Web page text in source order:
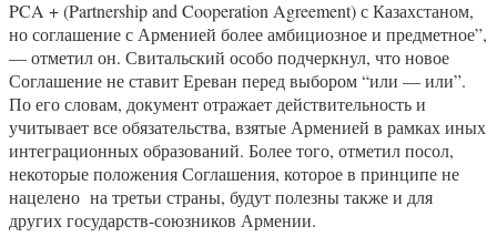
PCA + (Partnership and Cooperation Agreement) с Казахстаном,
но соглашение с Арменией более амбициозное и предметное”,
— отметил он. Свитальский особо подчеркнул, что новое
Соглашение не ставит Ереван перед выбором “или — или”.
По его словам, документ отражает действительность и
учитывает все обязательства, взятые Арменией в рамках иных
интеграционных образований. Более того, отметил посол,
некоторые положения Соглашения, которое в принципе не
нацелено на третьи страны, будут полезны также и для
других государств-союзников Армении.